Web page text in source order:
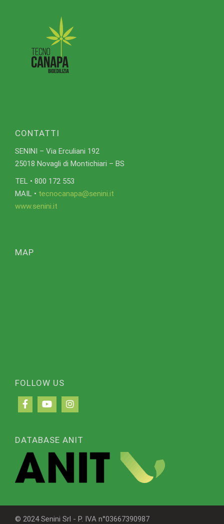
CONTATTI
SENINI – Via Erculiani 192
25018 Novagli di Montichiari – BS
TEL • 800 172 553
MAIL • tecnocanapa@senini.it
www.senini.it
MAP
FOLLOW US
DATABASE ANIT
© 2024 Senini Srl - P. IVA n°03667390987